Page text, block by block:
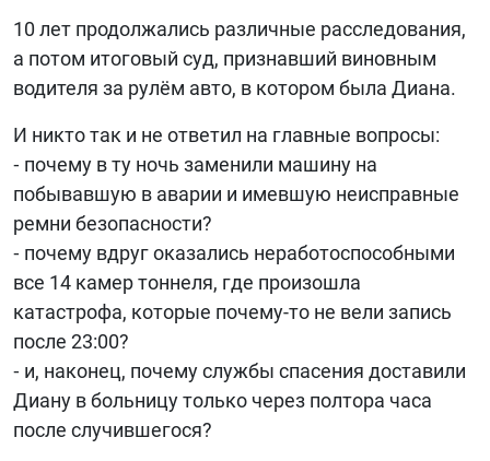
10 лет продолжались различные расследования,
а потом итоговый суд, признавший виновным
водителя за рулём авто, в котором была Диана.
И никто так и не ответил на главные вопросы:
⁃ почему в ту ночь заменили машину на
побывавшую в аварии и имевшую неисправные
ремни безопасности?
⁃ почему вдруг оказались неработоспособными
все 14 камер тоннеля, где произошла
катастрофа, которые почему-то не вели запись
после 23:00?
⁃ и, наконец, почему службы спасения доставили
Диану в больницу только через полтора часа
после случившегося?